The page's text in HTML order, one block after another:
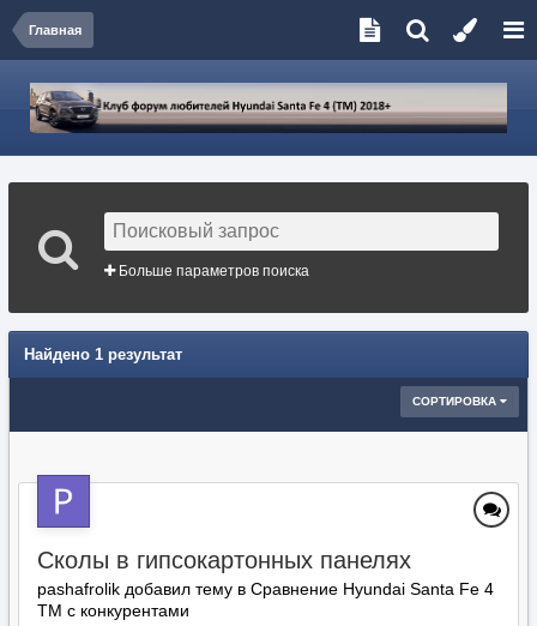
Главная
Больше параметров поиска
Найдено 1 результат
СОРТИРОВКА
Сколы в гипсокартонных панелях
pashafrolik добавил тему в Сравнение Hyundai Santa Fe 4
TM с конкурентами